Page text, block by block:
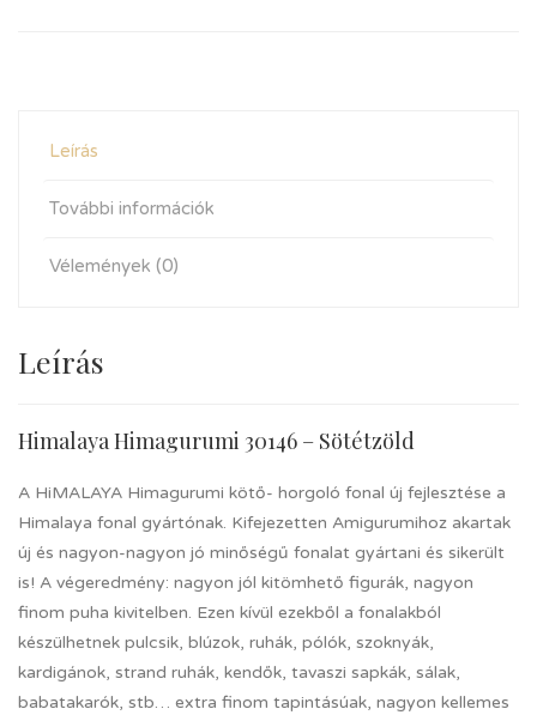
Leírás
További információk
Vélemények (0)
Leírás
Himalaya Himagurumi 30146 – Sötétzöld
A HiMALAYA Himagurumi kötő- horgoló fonal új fejlesztése a
Himalaya fonal gyártónak. Kifejezetten Amigurumihoz akartak
új és nagyon-nagyon jó minőségű fonalat gyártani és sikerült
is! A végeredmény: nagyon jól kitömhető figurák, nagyon
finom puha kivitelben. Ezen kívül ezekből a fonalakból
készülhetnek pulcsik, blúzok, ruhák, pólók, szoknyák,
kardigánok, strand ruhák, kendők, tavaszi sapkák, sálak,
babatakarók, stb… extra finom tapintásúak, nagyon kellemes